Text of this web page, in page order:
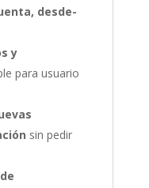
desde-
y
para usuario
sin pedir